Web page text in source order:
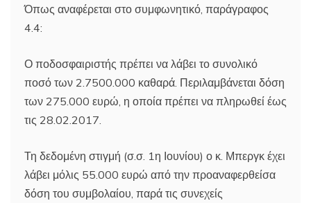
Όπως αναφέρεται στο συμφωνητικό, παράγραφος
4.4:
Ο ποδοσφαιριστής πρέπει να λάβει το συνολικό
ποσό των 2.7500.000 καθαρά. Περιλαμβάνεται δόση
των 275.000 ευρώ, η οποία πρέπει να πληρωθεί έως
τις 28.02.2017.
Τη δεδομένη στιγμή (σ.σ. 1η Ιουνίου) ο κ. Μπεργκ έχει
λάβει μόλις 55.000 ευρώ από την προαναφερθείσα
δόση του συμβολαίου, παρά τις συνεχείς